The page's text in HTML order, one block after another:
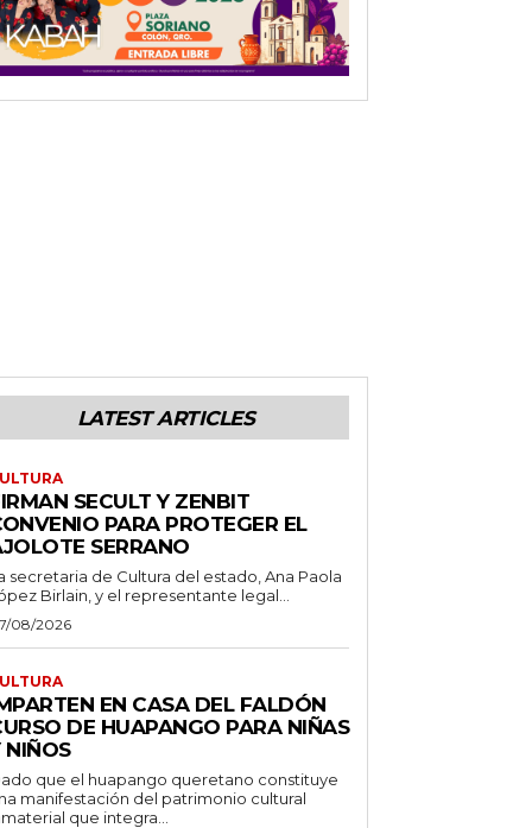
LATEST ARTICLES
SECULT Y ZENBIT
PARA PROTEGER EL
SERRANO
secretaria de Cultura del estado, Ana Paola
Birlain, y el representante legal...
08/2026
EN CASA DEL FALDÓN
DE HUAPANGO PARA NIÑAS
NIÑOS
que el huapango queretano constituye
manifestación del patrimonio cultural
que integra...